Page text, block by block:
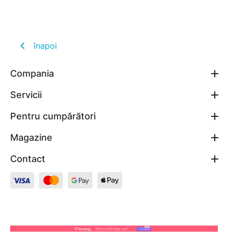
înapoi
Compania
Servicii
Pentru cumpărători
Magazine
Contact